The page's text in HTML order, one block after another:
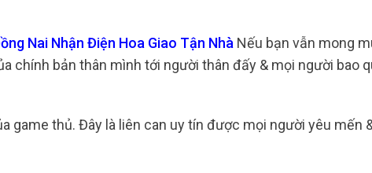
Nai Nhận Điện Hoa Giao Tận Nhà Nếu bạn vẫn mong
chính bản thân mình tới người thân đấy & mọi người bao
game thủ. Đây là liên can uy tín được mọi người yêu mến